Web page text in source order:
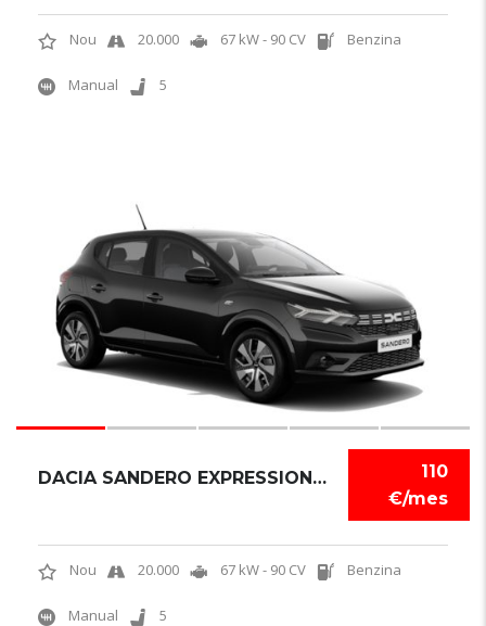
Nou 20.000 67 kW - 90 CV Benzina
Manual 5
110
€/mes
DACIA SANDERO EXPRESSION TCE
Nou 20.000 67 kW - 90 CV Benzina
Manual 5